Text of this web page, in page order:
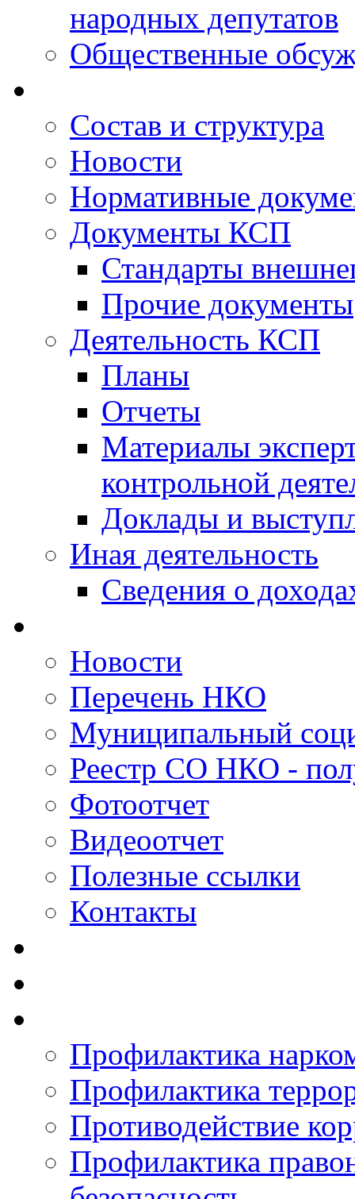
народных депутатов
Общественные
Состав и структура
Новости
Нормативные
Документы КСП
Стандарты
Прочие документы
Деятельность КСП
Планы
Отчеты
Материалы
контрольной
Доклады и
Иная деятельность
Сведения о
Новости
Перечень НКО
Муниципальный
Реестр СО НКО -
Фотоотчет
Видеоотчет
Полезные ссылки
Контакты
Профилактика
Профилактика
Противодействие
Профилактика